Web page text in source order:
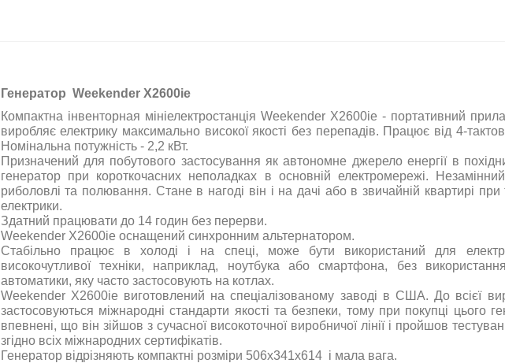
Генератор Weekender X2600ie
Компактна інвенторная мініелектростанція Weekender X2600ie - портативний
виробляє електрику максимально високої якості без перепадів. Працює від 4-
Номінальна потужність- 2,2 кВт.
Призначений для побутового застосування як автономне джерело енергії в
генератор при короткочасних неполадках в основній електромережі.
риболовлі та полювання. Стане в нагоді він і на дачі або в звичайній квартирі
електрики.
Здатний працювати до 14 годин без перерви.
Weekender X2600ie оснащений синхронним альтернатором.
Стабільно працює в холоді і на спеці, може бути використаний для
високочутливої техніки, наприклад, ноутбука або смартфона, без використання
автоматики, яку часто застосовують на котлах.
Weekender X2600ie виготовлений на спеціалізованому заводі в США. До всієї
застосовуються міжнародні стандарти якості та безпеки, тому при покупці цього
впевнені, що він зійшов з сучасної високоточної виробничої лінії і пройшов
згідно всіх міжнародних сертифікатів.
Генератор відрізняють компактні розміри 506х341х614 і мала вага.